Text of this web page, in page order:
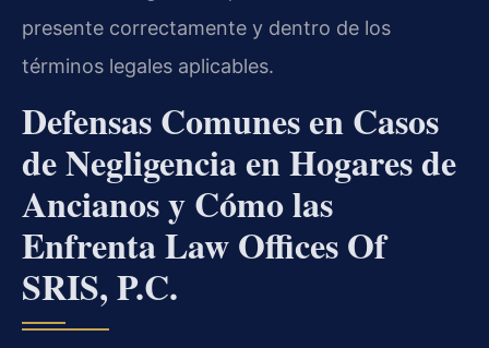
presente correctamente y dentro de los
términos legales aplicables.
Defensas Comunes en Casos
de Negligencia en Hogares de
Ancianos y Cómo las
Enfrenta Law Offices Of
SRIS, P.C.